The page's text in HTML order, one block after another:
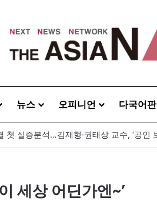
뉴스 오피니언 다국어판
세상 어딘가엔~’